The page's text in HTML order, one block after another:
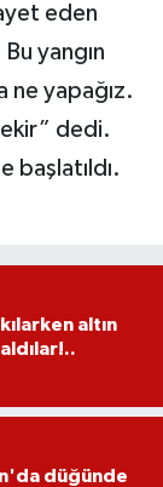
eden
yangın
ne yapağız.
dedi.
başlatıldı.
altın
düğünde